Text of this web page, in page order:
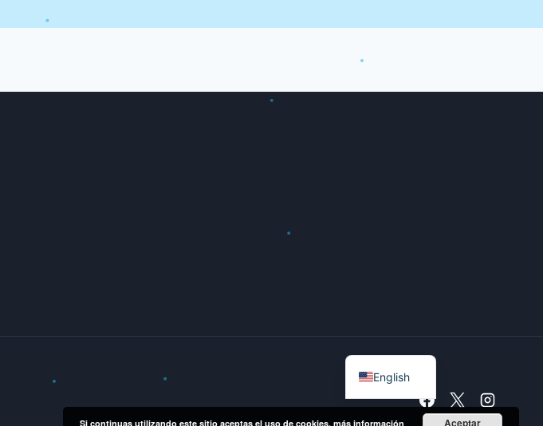
English
Si continuas utilizando este sitio aceptas el uso de cookies. más información Aceptar